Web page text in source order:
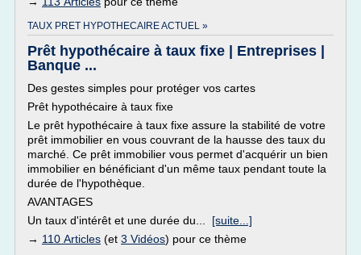
TAUX PRET HYPOTHECAIRE ACTUEL »
Prêt hypothécaire à taux fixe | Entreprises |
Banque ...
Des gestes simples pour protéger vos cartes
Prêt hypothécaire à taux fixe
Le prêt hypothécaire à taux fixe assure la stabilité de votre
prêt immobilier en vous couvrant de la hausse des taux du
marché. Ce prêt immobilier vous permet d'acquérir un bien
immobilier en bénéficiant d'un même taux pendant toute la
durée de l'hypothèque.
AVANTAGES
Un taux d'intérêt et une durée du... [suite...]
→ 110 Articles (et 3 Vidéos) pour ce thème